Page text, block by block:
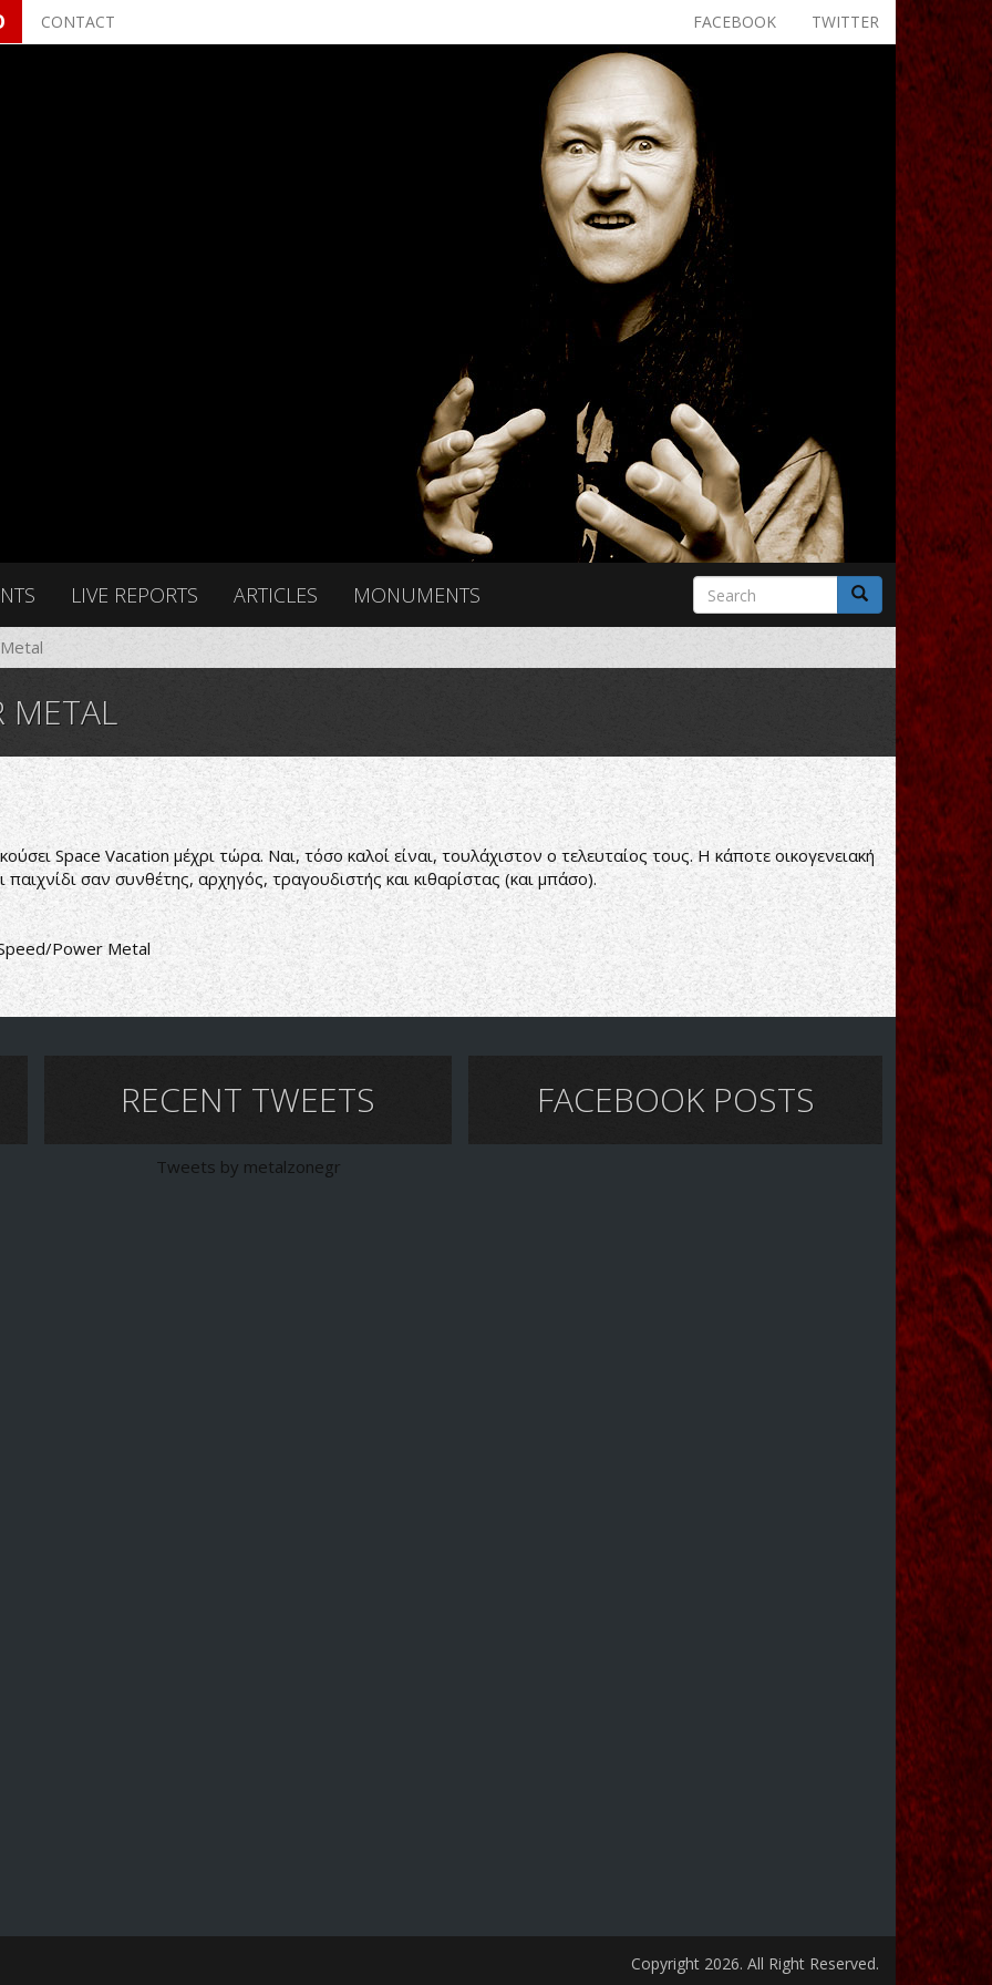
CONTACT TWITTER
FACEBOOK
LIVE REPORTS ARTICLES MONUMENTS
Search
form
Search
METAL
Space Vacation μέχρι τώρα. Ναι, τόσο καλοί είναι, τουλάχιστον ο τελευταίος τους. Η κάποτε οικογενειακή
σαν συνθέτης, αρχηγός, τραγουδιστής και κιθαρίστας (και μπάσο).
Power Metal
RECENT TWEETS
Tweets by metalzonegr
FACEBOOK POSTS
Copyright 2026. All Right Reserved.